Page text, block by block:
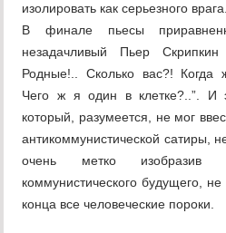
изолировать как серьезного врага.
В финале пьесы
незадачливый Пьер
Родные!.. Сколько вас?! Когда
Чего ж я один в клетке?..”. И
который, разумеется, не мог
антикоммунистической сатиры,
очень метко изобразив
коммунистического будущего,
конца все человеческие пороки.